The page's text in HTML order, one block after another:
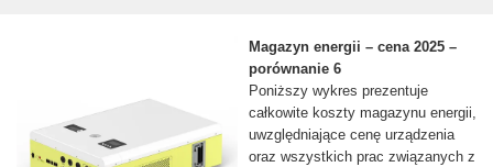
Magazyn energii – cena 2025 –
porównanie 6
Poniższy wykres prezentuje
całkowite koszty magazynu energii,
uwzględniające cenę urządzenia
oraz wszystkich prac związanych z